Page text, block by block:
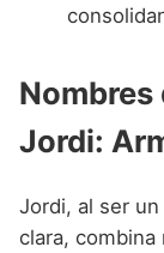
Nombres
Jordi:
Jordi, al ser
clara,